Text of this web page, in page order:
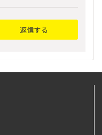
返信する